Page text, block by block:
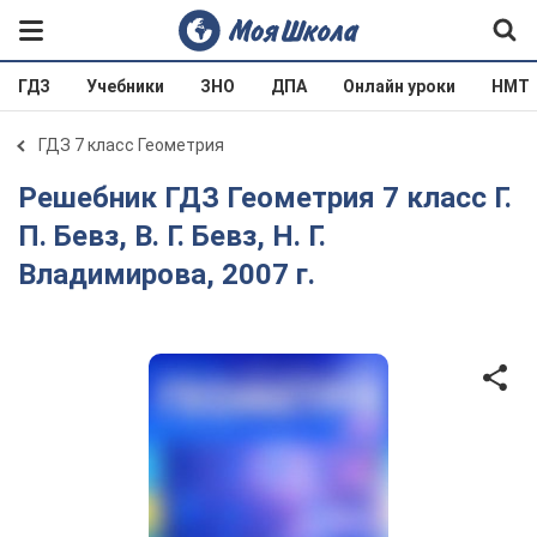
ГДЗ Учебники ЗНО ДПА Онлайн уроки НМТ
ГДЗ 7 класс Геометрия
Решебник ГДЗ Геометрия 7 класс Г.
П. Бевз, В. Г. Бевз, Н. Г.
Владимирова, 2007 г.